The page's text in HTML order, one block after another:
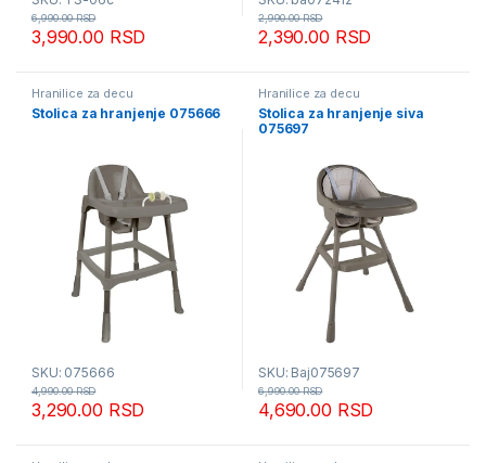
3,990.00 RSD
6,990.00RSD
2,390.00 RSD
2,990.00RSD
Hranilice za decu
Stolica za hranjenje 075666
SKU: 075666
3,290.00 RSD
4,990.00RSD
Hranilice za decu
Stolica za hranjenje siva
075697
SKU: Baj075697
4,690.00 RSD
6,990.00RSD